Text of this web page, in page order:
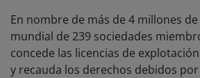
En nombre de más de 4 millones
mundial de 239 sociedades
concede las licencias de
y recauda los derechos debidos